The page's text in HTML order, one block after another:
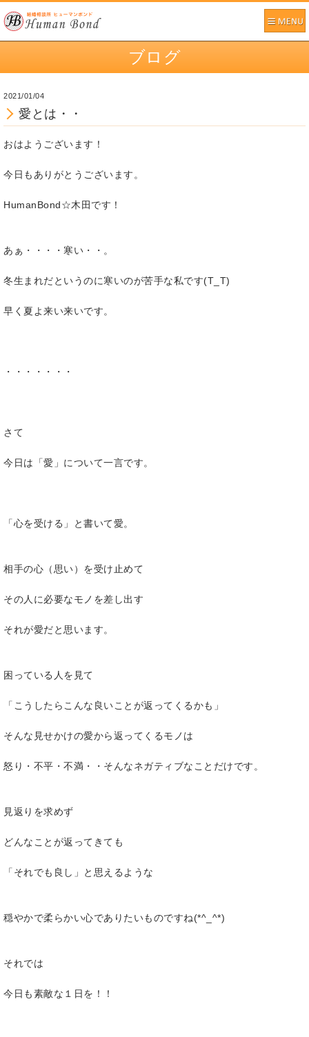
ブログ
2021/01/04
愛とは・・
おはようございます！
今日もありがとうございます。
HumanBond☆木田です！
あぁ・・・・寒い・・。
冬生まれだというのに寒いのが苦手な私です(T_T)
早く夏よ来い来いです。
・・・・・・・
さて
今日は「愛」について一言です。
「心を受ける」と書いて愛。
相手の心（思い）を受け止めて
その人に必要なモノを差し出す
それが愛だと思います。
困っている人を見て
「こうしたらこんな良いことが返ってくるかも」
そんな見せかけの愛から返ってくるモノは
怒り・不平・不満・・そんなネガティブなことだけです。
見返りを求めず
どんなことが返ってきても
「それでも良し」と思えるような
穏やかで柔らかい心でありたいものですね(*^_^*)
それでは
今日も素敵な１日を！！